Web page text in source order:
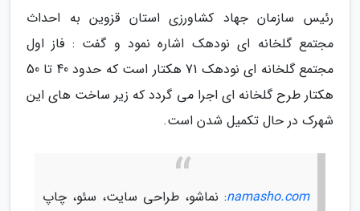
رئیس سازمان جهاد کشاورزی استان قزوین به احداث
مجتمع گلخانه ای نودهک اشاره نمود و گفت : فاز اول
مجتمع گلخانه ای نودهک 71 هکتار است که حدود 40 تا 50
هکتار طرح گلخانه ای اجرا می گردد که زیر ساخت های این
شهرک در حال تکمیل شدن است.
namasho.com: نماشو، طراحی سایت، سئو، چاپ